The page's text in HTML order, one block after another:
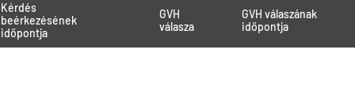
Kérdés
beérkezésének
időpontja
GVH
válasza
GVH válaszának
időpontja